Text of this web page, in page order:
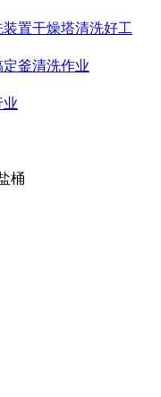
置干燥塔清洗好工
釜清洗作业
业
桶